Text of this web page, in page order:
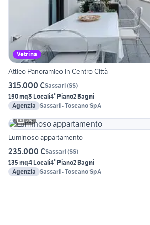
Vetrina
Attico Panoramico in Centro Città
315.000 €Sassari(SS)
150 mq3 Locali4° Piano2 Bagni
Agenzia Sassari - Toscano SpA
29
Luminoso appartamento
235.000 €Sassari(SS)
135 mq4 Locali4° Piano2 Bagni
Agenzia Sassari - Toscano SpA